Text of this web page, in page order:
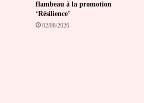
flambeau à la promotion
‘Résilience’
02/08/2026